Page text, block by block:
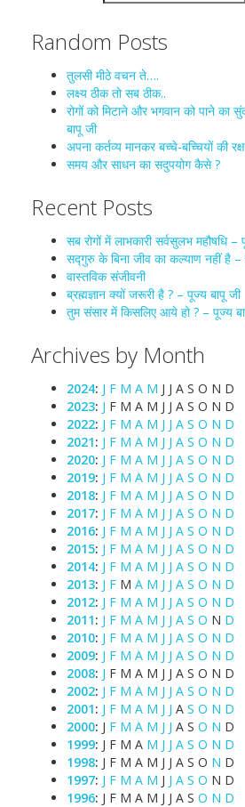
Random Posts
तुलसी मीठे वचन ते….
लक्ष्य ठीक तो सब ठीक..
रोगों को मिटाने और भगवान को पाने
बापू जी
अपना कर्तव्य मानकर बच्चे-बच्चियों की
समय और साधन का सदुपयोग कैसे ?
Recent Posts
सब रोगों में लाभकारी सर्वसुलभ महौषधि –
सद्गुरु के बिना जीव का कल्याण नहीं है –
वास्तविक संजीवनी
ब्रह्मज्ञान क्यों जरूरी है ? – पूज्य बापू जी
तुम संसार में किसलिए आये हो ? – पूज्य
Archives by Month
2024: J F M A M J J A S O N D
2023: J F M A M J J A S O N D
2022: J F M A M J J A S O N D
2021: J F M A M J J A S O N D
2020: J F M A M J J A S O N D
2019: J F M A M J J A S O N D
2018: J F M A M J J A S O N D
2017: J F M A M J J A S O N D
2016: J F M A M J J A S O N D
2015: J F M A M J J A S O N D
2014: J F M A M J J A S O N D
2013: J F M A M J J A S O N D
2012: J F M A M J J A S O N D
2011: J F M A M J J A S O N D
2010: J F M A M J J A S O N D
2009: J F M A M J J A S O N D
2008: J F M A M J J A S O N D
2002: J F M A M J J A S O N D
2001: J F M A M J J A S O N D
2000: J F M A M J J A S O N D
1999: J F M A M J J A S O N D
1998: J F M A M J J A S O N D
1997: J F M A M J J A S O N D
1996: J F M A M J J A S O N D